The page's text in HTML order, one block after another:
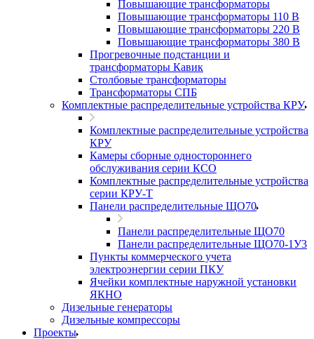
Повышающие трансформаторы
Повышающие трансформаторы 110 В
Повышающие трансформаторы 220 В
Повышающие трансформаторы 380 В
Прогревочные подстанции и
трансформаторы Кавик
Столбовые трансформаторы
Трансформаторы СПБ
Комплектные распределительные устройства КРУ
Комплектные распределительные устройства
КРУ
Камеры сборные одностороннего
обслуживания серии КСО
Комплектные распределительные устройства
серии КРУ-Т
Панели распределительные ЩО70
Панели распределительные ЩО70
Панели распределительные ЩО70-1У3
Пункты коммерческого учета
электроэнергии серии ПКУ
Ячейки комплектные наружной установки
ЯКНО
Дизельные генераторы
Дизельные компрессоры
Проекты